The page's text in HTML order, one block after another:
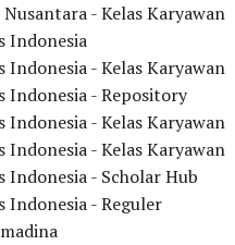
- Kelas Karyawan
Indonesia
Indonesia - Kelas Karyawan
Indonesia - Repository
Indonesia - Kelas Karyawan
Indonesia - Kelas Karyawan
Indonesia - Scholar Hub
Indonesia - Reguler